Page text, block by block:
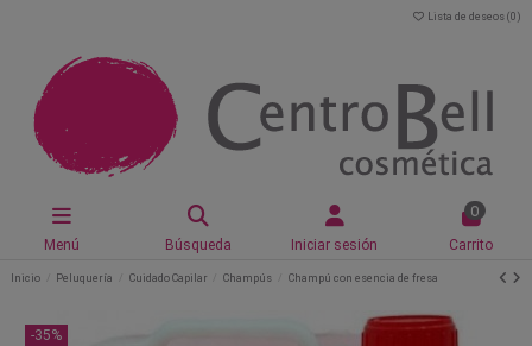
Lista de deseos (0 )
Menú Búsqueda Iniciar sesión
0
Carrito
Inicio Peluquería Cuidado Capilar Champús Champú con esencia de fresa
-35%